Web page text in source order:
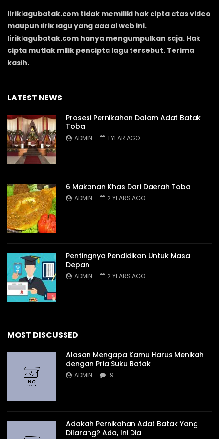
liriklagubatak.com tidak memiliki hak cipta atas video
maupun lirik lagu yang ada di web ini.
liriklagubatak.com hanya mengumpulkan saja. Hak
cipta mutlak milik pencipta lagu tersebut. Terima
kasih.
LATEST NEWS
Prosesi Pernikahan Dalam Adat Batak
Toba
ADMIN 1 YEAR AGO
6 Makanan Khas Dari Daerah Toba
ADMIN 2 YEARS AGO
Pentingnya Pendidikan Untuk Masa
Depan
ADMIN 2 YEARS AGO
MOST DISCUSSED
Alasan Mengapa Kamu Harus Menikah
dengan Pria Suku Batak
ADMIN 19
Adakah Pernikahan Adat Batak Yang
Dilarang? Ada, Ini Dia